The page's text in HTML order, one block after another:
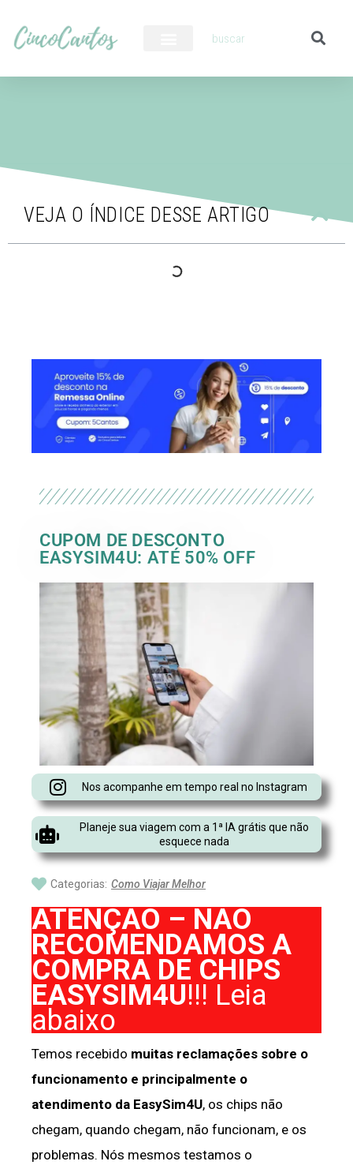
VEJA O ÍNDICE DESSE ARTIGO
CUPOM DE DESCONTO
EASYSIM4U: ATÉ 50% OFF
Nos acompanhe em tempo real no Instagram
Planeje sua viagem com a 1ª IA grátis que não
esquece nada
Categorias: Como Viajar Melhor
ATENÇÃO – NÃO
RECOMENDAMOS A
COMPRA DE CHIPS
EASYSIM4U!!! Leia
abaixo
Temos recebido muitas reclamações sobre o
funcionamento e principalmente o
atendimento da EasySim4U, os chips não
chegam, quando chegam, não funcionam, e os
problemas. Nós mesmos testamos o